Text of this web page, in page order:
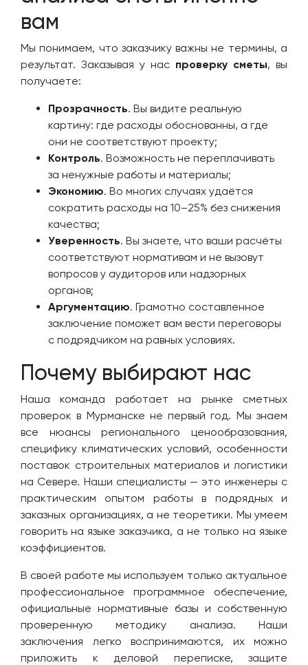
вам
Мы понимаем, что заказчику важны не термины, а
результат. Заказывая у нас проверку сметы, вы
получаете:
Прозрачность. Вы видите реальную
картину: где расходы обоснованны, а где
они не соответствуют проекту;
Контроль. Возможность не переплачивать
за ненужные работы и материалы;
Экономию. Во многих случаях удаётся
сократить расходы на 10–25% без снижения
качества;
Уверенность. Вы знаете, что ваши расчёты
соответствуют нормативам и не вызовут
вопросов у аудиторов или надзорных
органов;
Аргументацию. Грамотно составленное
заключение поможет вам вести переговоры
с подрядчиком на равных условиях.
Почему выбирают нас
Наша команда работает на рынке сметных
проверок в Мурманске не первый год. Мы знаем
все нюансы регионального ценообразования,
специфику климатических условий, особенности
поставок строительных материалов и логистики
на Севере. Наши специалисты — это инженеры с
практическим опытом работы в подрядных и
заказных организациях, а не теоретики. Мы умеем
говорить на языке заказчика, а не только на языке
коэффициентов.
В своей работе мы используем только актуальное
профессиональное программное обеспечение,
официальные нормативные базы и собственную
проверенную методику анализа. Наши
заключения легко воспринимаются, их можно
приложить к деловой переписке, защите